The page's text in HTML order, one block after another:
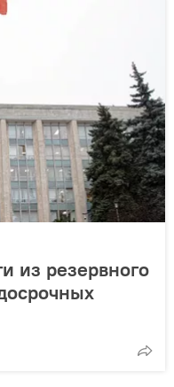
из резервного